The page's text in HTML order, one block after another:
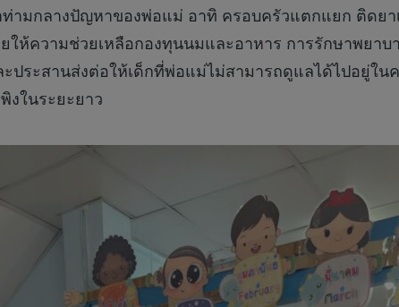
ามกลางปัญหาของพ่อแม่ อาทิ ครอบครัวแตกแยก ติดย
ให้ความช่วยเหลือกองทุนนมและอาหาร การรักษาพยา
ะประสานส่งต่อให้เด็กที่พ่อแม่ไม่สามารถดูแลได้ไปอยู่ใ
งในระยะยาว